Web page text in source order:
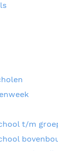
t/m